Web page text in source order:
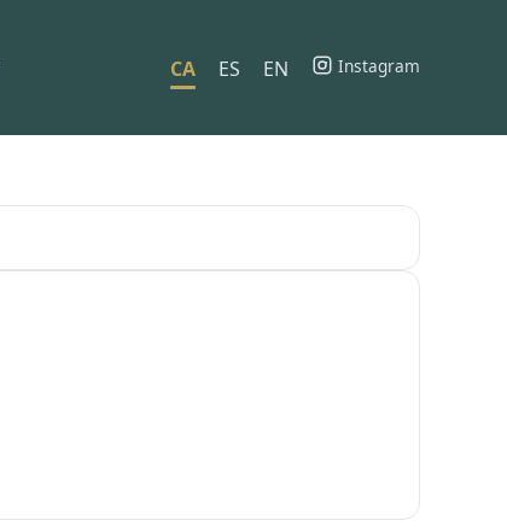
CA ES EN Instagram